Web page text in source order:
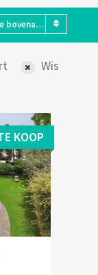
Goedkoopste bovenaan
Wis
KOOP